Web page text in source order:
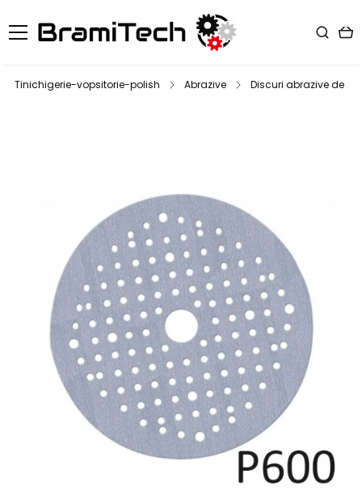
Tinichigerie-vopsitorie-polish Abrazive Discuri abrazive de